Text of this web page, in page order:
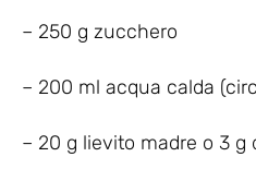
– 250 g zucchero
– 200 ml acqua calda
– 20 g lievito madre o 3 g